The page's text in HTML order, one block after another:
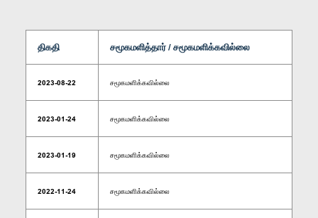
திகதி சமூகமளித்தார் / சமூகமளிக்கவில்லை
2023-08-22 சமூகமளிக்கவில்லை
2023-01-24 சமூகமளிக்கவில்லை
2023-01-19 சமூகமளிக்கவில்லை
2022-11-24 சமூகமளிக்கவில்லை